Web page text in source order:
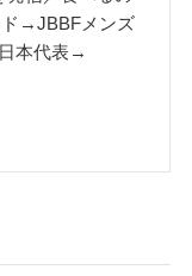
ド→JBBFメンズ
本代表→